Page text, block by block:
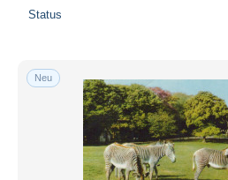
Status
Neu